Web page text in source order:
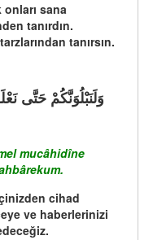
sana
tanırdın.
tanırsın.
mucâhidîne
cihad
ve haberlerinizi